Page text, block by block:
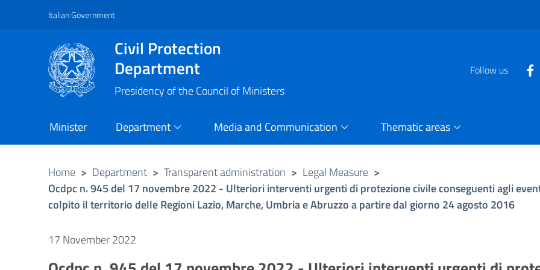
Vai al contenuto principale
Raggiungi il piè di pagina
Italian Government
Civil Protection
Department
Presidency of the Council of Ministers
Follow us
Minister Department Media and Communication Thematic areas
Home > Department > Transparent administration > Legal Measure >
Ocdpc n. 945 del 17 novembre 2022 - Ulteriori interventi urgenti di protezione civile conseguenti agli
colpito il territorio delle Regioni Lazio, Marche, Umbria e Abruzzo a partire dal giorno 24 agosto 2016
17 November 2022